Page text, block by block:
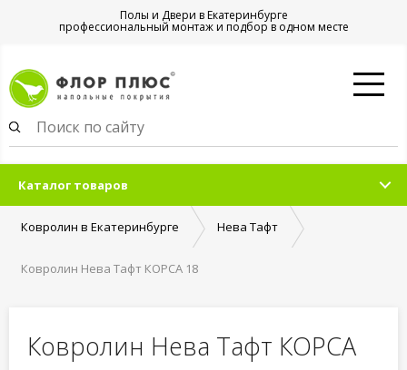
Полы и Двери в Екатеринбурге
профессиональный монтаж и подбор в одном месте
Каталог товаров
Ковролин в Екатеринбурге Нева Тафт
Ковролин Нева Тафт КОРСА 18
Ковролин Нева Тафт КОРСА